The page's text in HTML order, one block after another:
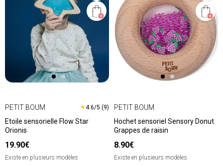
PETIT BOUM ★4.6/5 (9)
Etoile sensorielle Flow Star
Orionis
19.90€
Existe en plusieurs modèles
PETIT BOUM
Hochet sensoriel Sensory Donut
Grappes de raisin
8.90€
Existe en plusieurs modèles